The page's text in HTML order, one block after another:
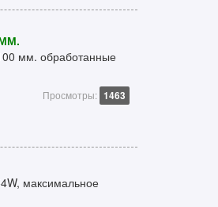
мм. обработанные
Просмотры: 1463
максимальное